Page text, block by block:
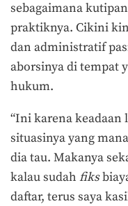
sebagaimana
praktiknya. Cikini
dan administratif
aborsinya di tempat
hukum.
“Ini karena keadaan
situasinya yang
dia tau. Makanya
kalau sudah fiks
daftar, terus saya